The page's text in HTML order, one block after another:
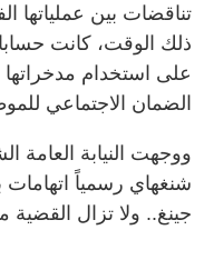
تناقضات بين عملياتها
ذلك الوقت، كانت
على استخدام
الضمان الاجتماعي
ووجهت النيابة العامة
شنغهاي رسمياً اتهامات
جينغ.. ولا تزال القضية